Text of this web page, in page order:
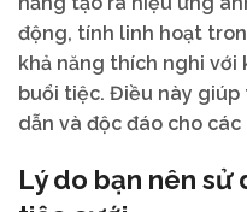
động, tính linh hoạt
khả năng thích nghi
buổi tiệc. Điều này
dẫn và độc đáo cho
Lý do bạn nên sử